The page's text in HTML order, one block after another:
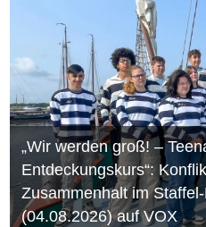
„Wir werden groß! –
Entdeckungskurs“:
Zusammenhalt im
(04.08.2026) auf VOX